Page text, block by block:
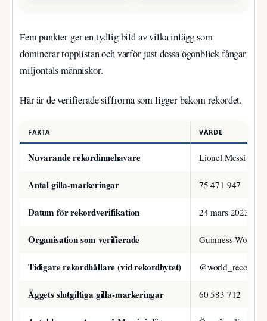
Fem punkter ger en tydlig bild av vilka inlägg som
dominerar topplistan och varför just dessa ögonblick fångar
miljontals människor.
Här är de verifierade siffrorna som ligger bakom rekordet.
FAKTA VÄRDE
Nuvarande rekordinnehavare Lionel Messi
Antal gilla-markeringar 75 471 947
Datum för rekordverifikation 24 mars 2023
Organisation som verifierade Guinness World
Tidigare rekordhållare (vid rekordbytet)
Äggets slutgiltiga gilla-markeringar 60 583 712